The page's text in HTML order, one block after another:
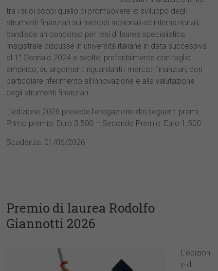
tra i suoi scopi quello di promuovere lo sviluppo degli
strumenti finanziari sui mercati nazionali ed internazionali,
bandisce un concorso per tesi di laurea specialistica
magistrale discusse in università italiane in data successiva
al 1° Gennaio 2024 e svolte, preferibilmente con taglio
empirico, su argomenti riguardanti i mercati finanziari, con
particolare riferimento all’innovazione e alla valutazione
degli strumenti finanziari.
L’edizione 2026 prevede l’erogazione dei seguenti premi:
Primo premio: Euro 3.500 – Secondo Premio: Euro 1.500
Scadenza: 01/06/2026
Premio di laurea Rodolfo
Giannotti 2026
L’edizion
e di